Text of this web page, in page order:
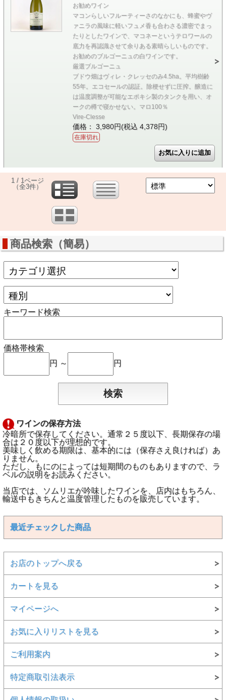
お勧めワイン
マコンらしいフルーティーさのなかにも、蜂蜜やヴ
ァニラの風味に軽いフュメ香も合わさる濃密でまっ
たりとしたワインで、マコネーというテロワールの
底力を再認識させて余りある素晴らしいものです。
お勧めのブルゴーニュの白ワインです。
厳選ブルゴーニュ
ブドウ畑はヴィレ・クレッセのみ4.5ha。平均樹齢
55年。エコセールの認証。除梗せずに圧搾。醸造に
は温度調整が可能なエポキシ製のタンクを用い、オ
ークの樽で寝かせない。マロ100％
Vire-Clesse
価格： 3,980円(税込 4,378円)
在庫切れ
1 / 1ページ
（全3件）
商品検索（簡易）
キーワード検索
価格帯検索
円 ～
円
ワインの保存方法
冷暗所で保存してください。通常２５度以下、長期保存の場
合は２０度以下が理想的です。
美味しく飲める期限は、基本的には（保存さえ良ければ）あ
りません。
ただし、もにのによっては短期間のものもありますので、ラ
ベルの説明をお読みください。
当店では、ソムリエが吟味したワインを、店内はもちろん、
輸送中もきちんと温度管理したものを販売しています。
最近チェックした商品
お店のトップへ戻る
カートを見る
マイページへ
お気に入りリストを見る
ご利用案内
特定商取引法表示